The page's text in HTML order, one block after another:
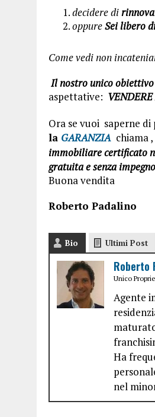
decidere di
oppureSei libero
Come vedi non
Il nostro unico obiettivo
aspettative:
Ora se vuoi saperne
la GARANZIA chiama
immobiliare certificato
gratuita e senza
Buona vendita
Roberto Padalino
Bio Ultimi Post
Roberto
Unico
Agente
Ha
nel